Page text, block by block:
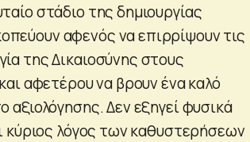
στάδιο της δημιουργίας
αφενός να επιρρίψουν τις
της Δικαιοσύνης στους
αφετέρου να βρουν ένα καλό
Δεν εξηγεί φυσικά
κύριος λόγος των καθυστερήσεων